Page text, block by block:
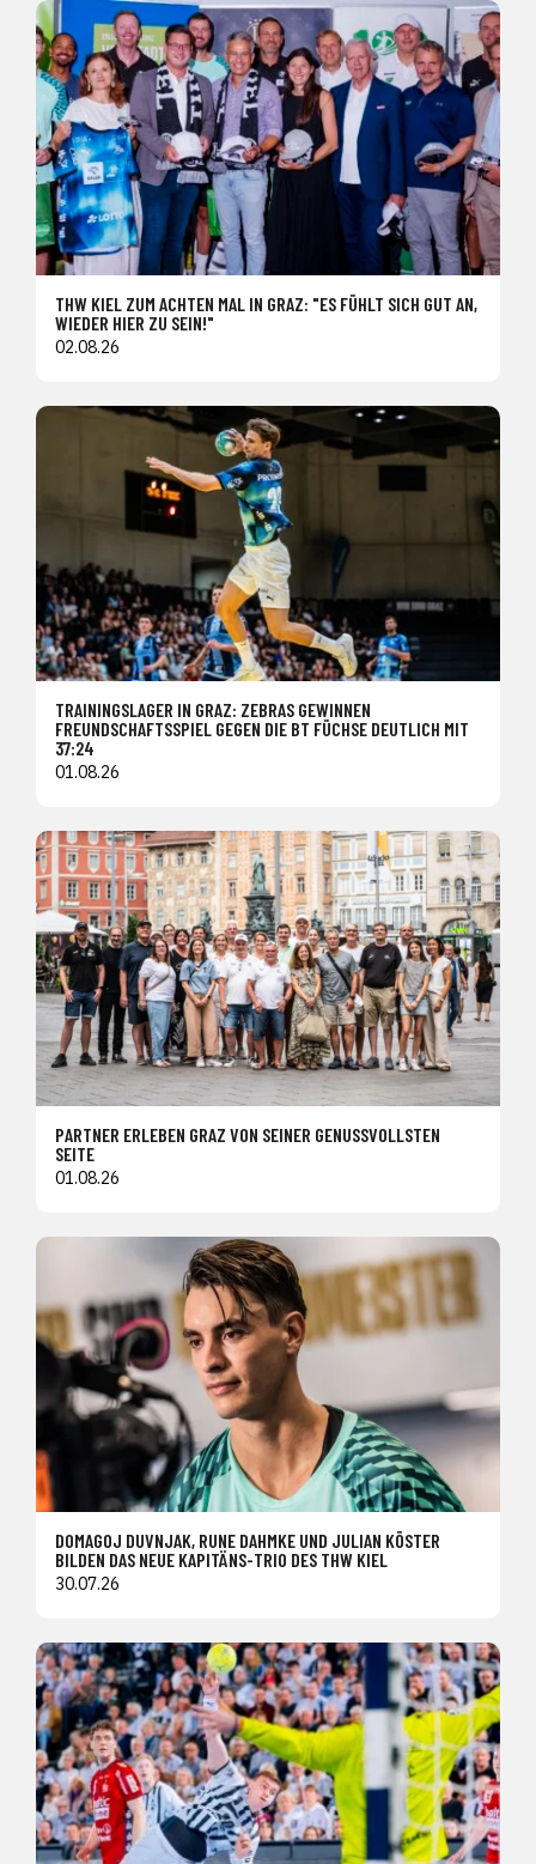
THW KIEL ZUM ACHTEN MAL IN GRAZ: "ES FÜHLT SICH GUT AN,
WIEDER HIER ZU SEIN!"
02.08.26
TRAININGSLAGER IN GRAZ: ZEBRAS GEWINNEN
FREUNDSCHAFTSSPIEL GEGEN DIE BT FÜCHSE DEUTLICH MIT
37:24
01.08.26
PARTNER ERLEBEN GRAZ VON SEINER GENUSSVOLLSTEN
SEITE
01.08.26
DOMAGOJ DUVNJAK, RUNE DAHMKE UND JULIAN KÖSTER
BILDEN DAS NEUE KAPITÄNS-TRIO DES THW KIEL
30.07.26